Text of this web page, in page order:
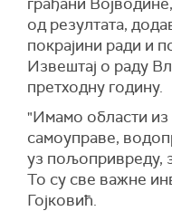
од резултата,
покрајини ради и
Извештај о раду
претходну годину.
"Имамо области из
самоуправе,
уз пољопривреду,
То су све важне
Гојковић.